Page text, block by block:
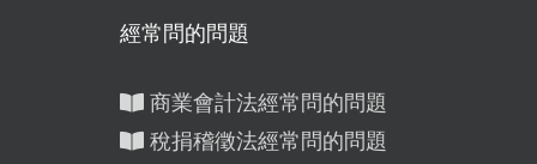
經常問的問題
商業會計法經常問的問題
稅捐稽徵法經常問的問題